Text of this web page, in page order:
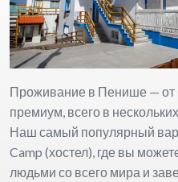
Проживание в Пенише — от
премиум, всего в
Наш самый популярный
Camp (хостел), где вы
людьми со всего мира и